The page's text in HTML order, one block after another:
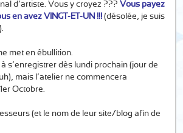
d’artiste. Vous y croyez ???Vous payez
en avez VINGT-ET-UN !!! (désolée, je suis
met en ébullition.
s’enregistrer dès lundi prochain (jour de
mais l’atelier ne commencera
Octobre.
(et le nom de leur site/blog afin de